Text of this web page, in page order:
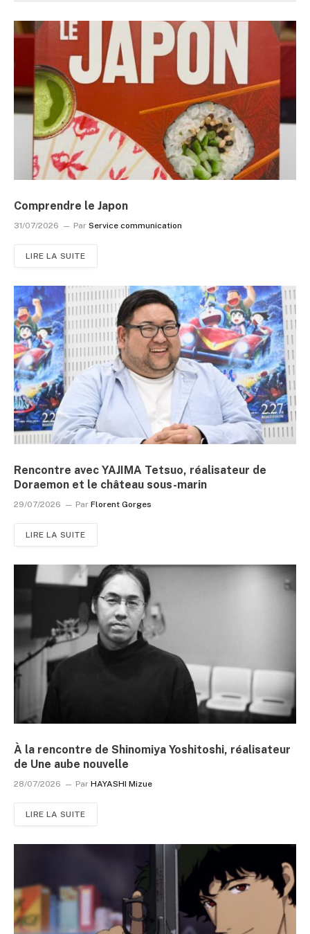
Comprendre le Japon
31/07/2026 Par Service communication
LIRE LA SUITE
Rencontre avec YAJIMA Tetsuo, réalisateur de
Doraemon et le château sous-marin
29/07/2026 Par Florent Gorges
LIRE LA SUITE
À la rencontre de Shinomiya Yoshitoshi, réalisateur
de Une aube nouvelle
28/07/2026 Par HAYASHI Mizue
LIRE LA SUITE